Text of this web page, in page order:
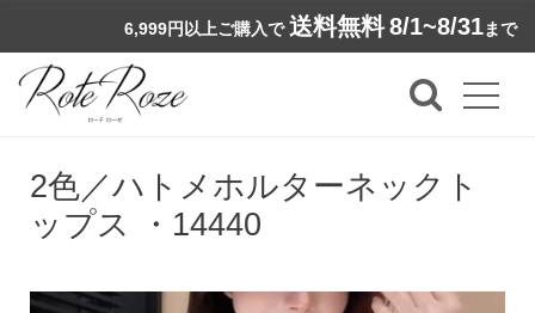
6,999円以上ご購入で 送料無料8/1~8/31まで
2色／ハトメホルターネックト
ップス ・14440